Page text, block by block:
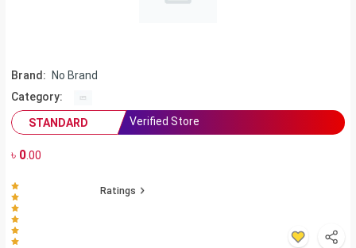
Brand:
No Brand
Category:
STANDARD
Verified Store
৳ 0.00
Ratings